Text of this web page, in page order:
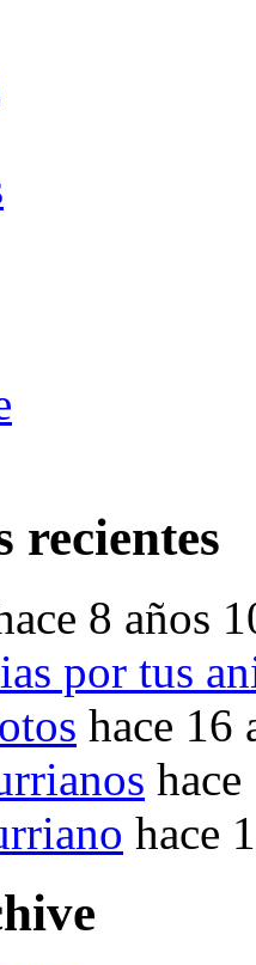
recientes
8 años
por tus
hace 16
hace